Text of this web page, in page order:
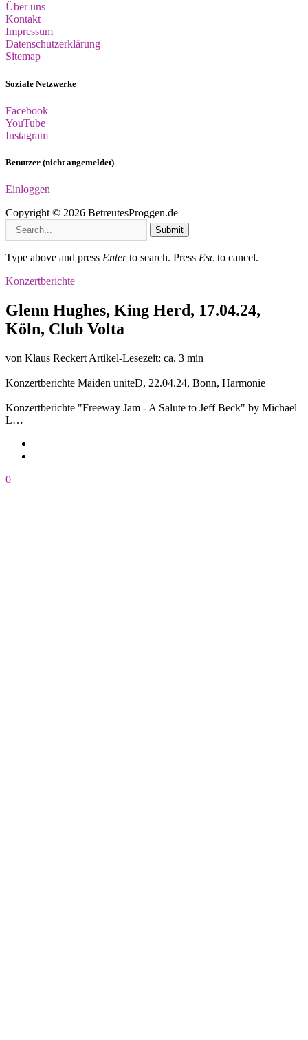
Über uns
Kontakt
Impressum
Datenschutzerklärung
Sitemap
Soziale Netzwerke
Facebook
YouTube
Instagram
Benutzer (nicht angemeldet)
Einloggen
Copyright © 2026 BetreutesProggen.de
Submit
Type above and press Enterto search. Press Esc to cancel.
Konzertberichte
Glenn Hughes, King Herd, 17.04.24,
Köln, Club Volta
von Klaus Reckert Artikel-Lesezeit: ca. 3 min
Konzertberichte Maiden uniteD, 22.04.24, Bonn, Harmonie
Konzertberichte "Freeway Jam - A Salute to Jeff Beck" by Michael
L…
0